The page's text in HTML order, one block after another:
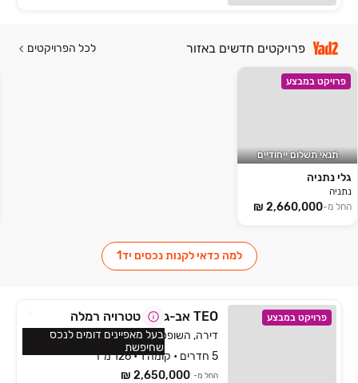
פרויקטים חדשים באזור לכל הפרויקטים
פרויקט במבצע
תנאי תשלום ייחודיים
גלי נתניה
נתניה
החל מ-
למה כדאי לקנות נכסים יד1
פרויקט במבצע TEO אב-גד & טטרויה רמלה
דירה, השופטים צפון, רמלה
5 חדרים • קומה 1 • 126 מ״ר
החל מ- 2,650,000 ₪
בעל מאפיינים דומים לנכס
שחיפשת